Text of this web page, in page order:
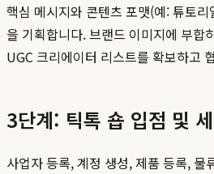
핵심 메시지와 콘텐츠 포맷(예: 튜토
을 기획합니다. 브랜드 이미지에 부합
UGC 크리에이터 리스트를 확보하고
3단계: 틱톡 숍 입점 및
사업자 등록, 계정 생성, 제품 등록, 물